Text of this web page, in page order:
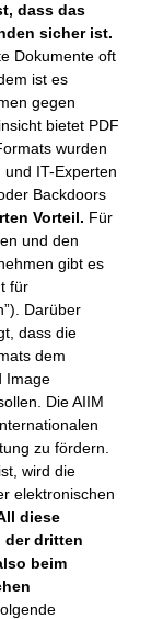
dass das
sicher ist.
Dokumente oft
ist es
gegen
bietet PDF
wurden
IT-Experten
Backdoors
Vorteil. Für
und den
gibt es
für
Darüber
dass die
dem
Image
Die AIIM
zu fördern.
wird die
elektronischen
diese
der dritten
beim